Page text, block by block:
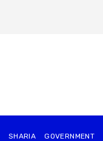
SHARIA GOVERNMENT